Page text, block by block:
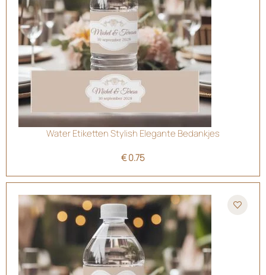
Water Etiketten Stylish Elegante Bedankjes
€0.75